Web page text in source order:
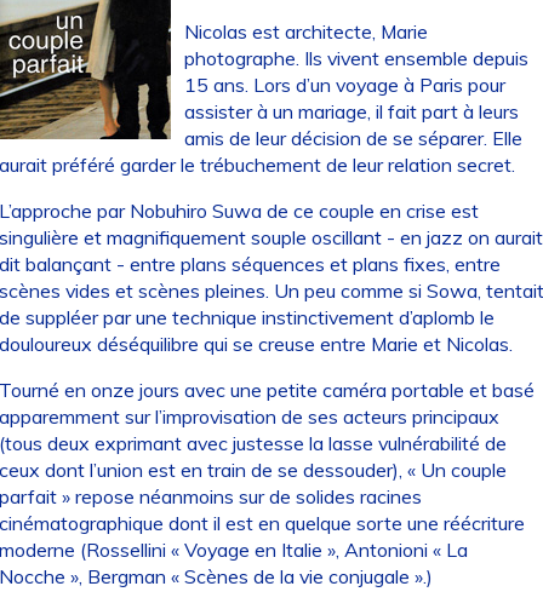
Nicolas est architecte, Marie
photographe. Ils vivent ensemble depuis
15 ans. Lors d’un voyage à Paris pour
assister à un mariage, il fait part à leurs
amis de leur décision de se séparer. Elle
préféré garder le trébuchement de leur relation secret.
par Nobuhiro Suwa de ce couple en crise est
et magnifiquement souple oscillant - en jazz on aurait
balançant - entre plans séquences et plans fixes, entre
vides et scènes pleines. Un peu comme si Sowa, tentait
suppléer par une technique instinctivement d’aplomb le
déséquilibre qui se creuse entre Marie et Nicolas.
en onze jours avec une petite caméra portable et basé
sur l’improvisation de ses acteurs principaux
deux exprimant avec justesse la lasse vulnérabilité de
dont l’union est en train de se dessouder), « Un couple
» repose néanmoins sur de solides racines
dont il est en quelque sorte une réécriture
(Rossellini « Voyage en Italie », Antonioni « La
», Bergman « Scènes de la vie conjugale ».)